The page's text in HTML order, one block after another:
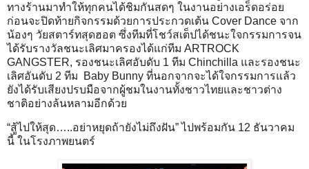
ทางร้านมาทำให้ทุกคนได้ชิมกันสดๆ ในงานอย่างเอร็ดอร่อย
ก่อนจะปิดท้ายกิจกรรมด้วยการประกวดเต้น Cover Dance จาก
น้องๆ วัยสตาร์ทสุดฮอต ซึ่งทีมที่โชว์สเต็ปได้ชนะใจกรรมการจน
ได้รับรางวัลชนะเลิศมาครองได้แก่ทีม ARTROCK
GANGSTER, รองชนะเลิศอับดับ 1 ทีม Chinchilla และรองชนะ
เลิศอันดับ 2 ทีม Baby Bunny ที่นอกจากจะได้ใจกรรมการแล้ว
ยังได้รับเสียงปรบมือจากผู้ชมในงานทั้งชาวไทยและชาวต่าง
ชาติอย่างล้นหลามอีกด้วย
“สู้ไปให้สุด…..อย่าหยุดถ้ายังไม่ถึงฝัน” ไปพร้อมกัน 12 ธันวาคม
นี้ ในโรงภาพยนตร์